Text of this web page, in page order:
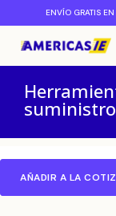
ENVÍO GRATIS
AÑADIR A LA